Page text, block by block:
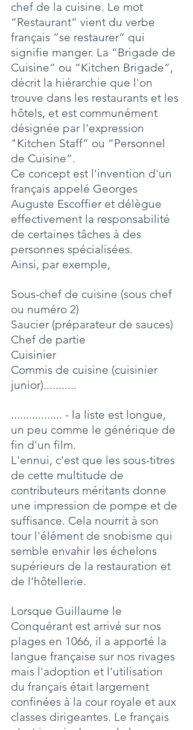
chef de la cuisine. Le mot
“Restaurant“ vient du verbe
français “se restaurer“ qui
signifie manger. La “Brigade de
Cuisine“ ou “Kitchen Brigade“,
décrit la hiérarchie que l'on
trouve dans les restaurants et les
hôtels, et est communément
désignée par l'expression
"Kitchen Staff“ ou “Personnel
de Cuisine“.
Ce concept est l'invention d'un
français appelé Georges
Auguste Escoffier et délègue
effectivement la responsabilité
de certaines tâches à des
personnes spécialisées.
Ainsi, par exemple,
Sous-chef de cuisine (sous chef
ou numéro 2)
Saucier (préparateur de sauces)
Chef de partie
Cuisinier
Commis de cuisine (cuisinier
junior)...........
................. - la liste est longue,
un peu comme le générique de
fin d'un film.
L'ennui, c'est que les sous-titres
de cette multitude de
contributeurs méritants donne
une impression de pompe et de
suffisance. Cela nourrit à son
tour l'élément de snobisme qui
semble envahir les échelons
supérieurs de la restauration et
de l'hôtellerie.
Lorsque Guillaume le
Conquérant est arrivé sur nos
plages en 1066, il a apporté la
langue française sur nos rivages
mais l'adoption et l'utilisation
du français était largement
confinées à la cour royale et aux
classes dirigeantes. Le français